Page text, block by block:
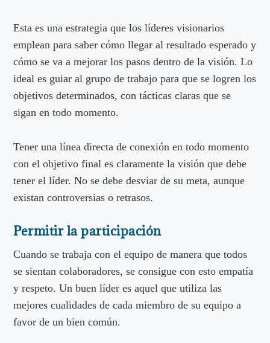
Esta es una estrategia que los líderes visionarios
emplean para saber cómo llegar al resultado esperado y
cómo se va a mejorar los pasos dentro de la visión. Lo
ideal es guiar al grupo de trabajo para que se logren los
objetivos determinados, con tácticas claras que se
sigan en todo momento.
Tener una línea directa de conexión en todo momento
con el objetivo final es claramente la visión que debe
tener el líder. No se debe desviar de su meta, aunque
existan controversias o retrasos.
Permitir la participación
Cuando se trabaja con el equipo de manera que todos
se sientan colaboradores, se consigue con esto empatía
y respeto. Un buen líder es aquel que utiliza las
mejores cualidades de cada miembro de su equipo a
favor de un bien común.